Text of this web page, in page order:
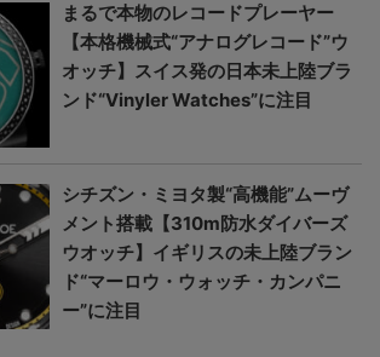
まるで本物のレコードプレーヤー
【本格機械式“アナログレコード”ウ
オッチ】スイス発の日本未上陸ブラ
ンド“Vinyler Watches”に注目
シチズン・ミヨタ製“高機能”ムーヴ
メント搭載【310m防水ダイバーズ
ウオッチ】イギリスの未上陸ブラン
ド“マーロウ・ウォッチ・カンパニ
ー”に注目